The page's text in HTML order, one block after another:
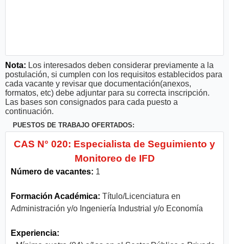
Nota: Los interesados deben considerar previamente a la
postulación, si cumplen con los requisitos establecidos para
cada vacante y revisar que documentación(anexos,
formatos, etc) debe adjuntar para su correcta inscripción.
Las bases son consignados para cada puesto a
continuación.
PUESTOS DE TRABAJO OFERTADOS:
CAS N° 020: Especialista de Seguimiento y
Monitoreo de IFD
Número de vacantes: 1
Formación Académica: Título/Licenciatura en
Administración y/o Ingeniería Industrial y/o Economía
Experiencia: